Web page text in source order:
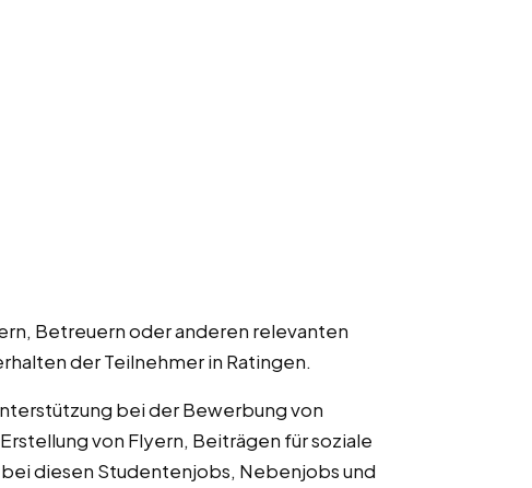
Betreuern oder anderen relevanten
der Teilnehmer in Ratingen.
bei der Bewerbung von
von Flyern, Beiträgen für soziale
diesen Studentenjobs, Nebenjobs und